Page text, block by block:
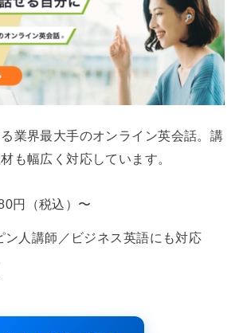
る業界最大手のオンライン英会話。講
も幅広く対応しています。
円（税込）〜
ン人講師／ビジネス英語にも対応